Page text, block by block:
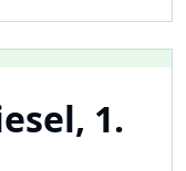
1.